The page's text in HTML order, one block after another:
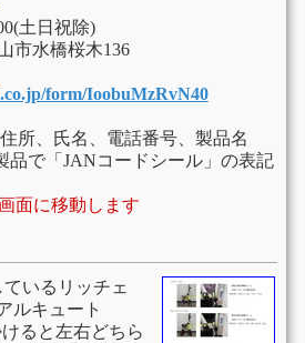
土日祝除)
市水橋桜木136
form/IoobuMzRvN40
所、氏名、電話番号、製品名
品で「JANコードシール」の表記
面に移動します
ているリッチェ
ルキュート
ると左右どちら